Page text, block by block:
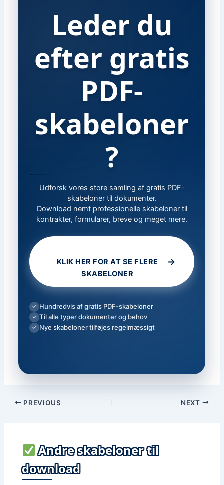
Leder du
efter gratis
PDF-
skabeloner
?
Udforsk vores store samling af gratis PDF-
skabeloner til dokumenter.
Download nemt professionelle skabeloner til
kontrakter, formularer, breve og meget mere.
KLIK HER FOR AT SE FLERE
SKABELONER
→
✓ Hundredvis af gratis PDF-skabeloner
✓ Til alle typer dokumenter og behov
✓ Nye skabeloner tilføjes regelmæssigt
PREVIOUS NEXT
Andre skabeloner til
download